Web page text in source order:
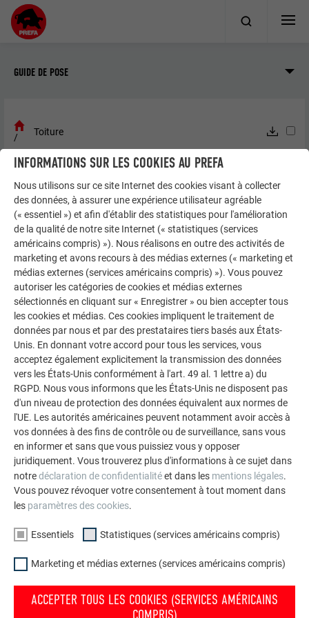
GUIDE DE POSE
Toiture
TOITURE
DIRECTIVES DE POSE
Petits formats
Joint debout/PREFALZ
RETOUR SUIVANT
L’ENTREPRISE FAMILIALE | PREFA
À propos de nous
Offres d’emploi
Presse
Conformité
NOUS VOUS OFFRONS NOTRE AIDE
Questions & Réponses
Commander des prospectus
Contact
INFORMATIONS SUR LES COOKIES AU PREFA
Nous utilisons sur ce site Internet des cookies visant à collecter
des données, à assurer une expérience utilisateur agréable
(« essentiel ») et afin d'établir des statistiques pour l'amélioration
de la qualité de notre site Internet (« statistiques (services
américains compris) »). Nous réalisons en outre des activités de
marketing et avons recours à des médias externes (« marketing et
médias externes (services américains compris) »). Vous pouvez
autoriser les catégories de cookies et médias externes
sélectionnés en cliquant sur « Enregistrer » ou bien accepter tous
les cookies et médias. Ces cookies impliquent le traitement de
données par nous et par des prestataires tiers basés aux États-
Unis. En donnant votre accord pour tous les services, vous
acceptez également explicitement la transmission des données
vers les États-Unis conformément à l'art. 49 al. 1 lettre a) du
RGPD. Nous vous informons que les États-Unis ne disposent pas
d'un niveau de protection des données équivalent aux normes de
l'UE. Les autorités américaines peuvent notamment avoir accès à
vos données à des fins de contrôle ou de surveillance, sans vous
en informer et sans que vous puissiez vous y opposer
juridiquement. Vous trouverez plus d'informations à ce sujet dans
notredéclaration de confidentialitéet dans les mentions légales.
Vous pouvez révoquer votre consentement à tout moment dans
les paramètres des cookies.
Essentiels Statistiques (services américains compris)
Marketing et médias externes (services américains compris)
ACCEPTER TOUS LES COOKIES (SERVICES AMÉRICAINS